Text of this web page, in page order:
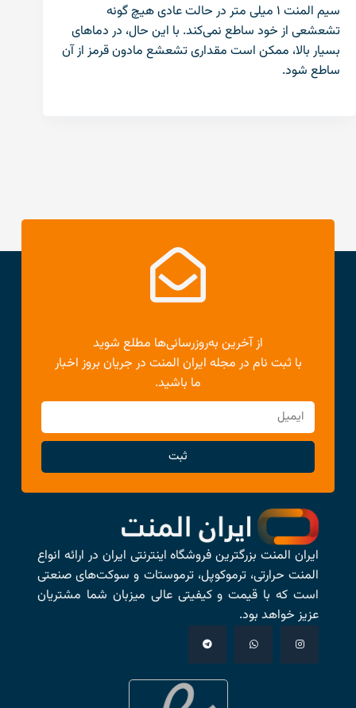
سیم المنت ۱ میلی متر در حالت عادی هیچ گونه
تشعشعی از خود ساطع نمی‌کند. با این حال، در دماهای
بسیار بالا، ممکن است مقداری تشعشع مادون قرمز از آن
ساطع شود.
از آخرین به‌روزرسانی‌ها مطلع شوید
با ثبت نام در مجله ایران المنت در جریان بروز اخبار
ما باشید.
ثبت
ایران المنت بزرگترین فروشگاه اینترنتی ایران در ارائه انواع
المنت حرارتی، ترموکوپل، ترموستات و سوکت‌های صنعتی
است که با قیمت و کیفیتی عالی میزبان شما مشتریان
عزیز خواهد بود.